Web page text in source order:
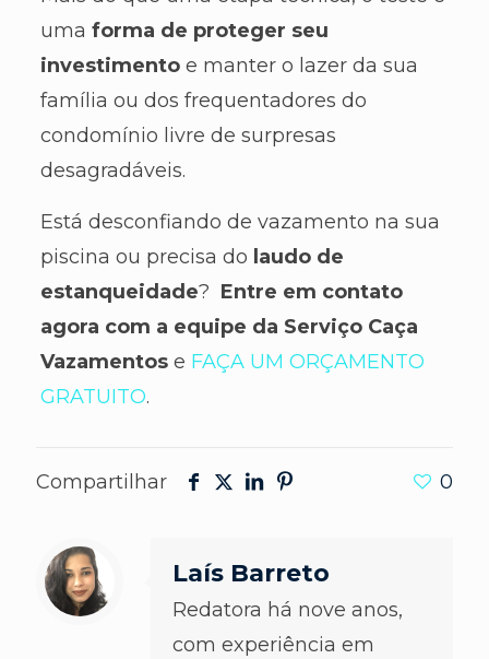
uma forma de proteger seu
investimentoe manter o lazer da sua
família ou dos frequentadores do
condomínio livre de surpresas
desagradáveis.
Está desconfiando de vazamento na sua
piscina ou precisa do laudo de
estanqueidade? Entre em contato
agora com a equipe da Serviço Caça
Vazamentose FAÇA UM ORÇAMENTO
GRATUITO.
Compartilhar 0
Laís Barreto
Redatora há nove anos,
com experiência em